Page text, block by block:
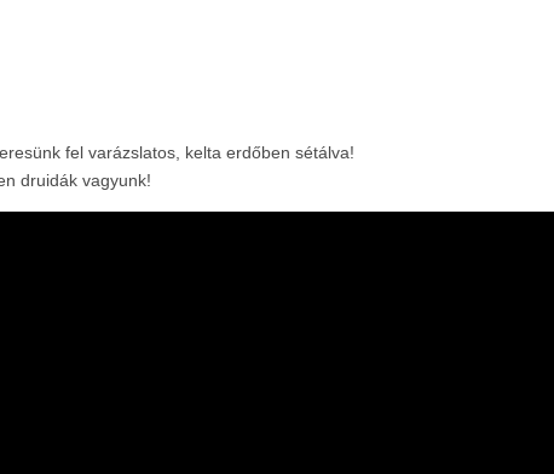
fel varázslatos, kelta erdőben sétálva!
druidák vagyunk!